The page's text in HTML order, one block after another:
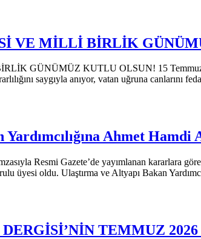
VE MİLLİ BİRLİK
GÜNÜMÜZ KUTLU OLSUN! 15 Temmuz
saygıyla anıyor, vatan uğruna canlarını
Ahmet Hamdi
Resmi Gazete’de yayımlanan kararlara
üyesi oldu. Ulaştırma ve Altyapı Bakan
TEMMUZ